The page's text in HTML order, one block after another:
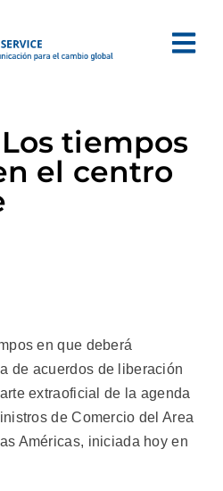
tiempos
el centro
en que deberá
de acuerdos de liberación
extraoficial de la agenda
de Comercio del Area
Américas, iniciada hoy en